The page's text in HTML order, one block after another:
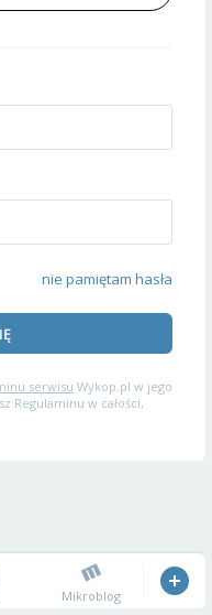
nie pamiętam hasła
serwisu Wykop.pl w jego
Regulaminu w całości,
Mikroblog